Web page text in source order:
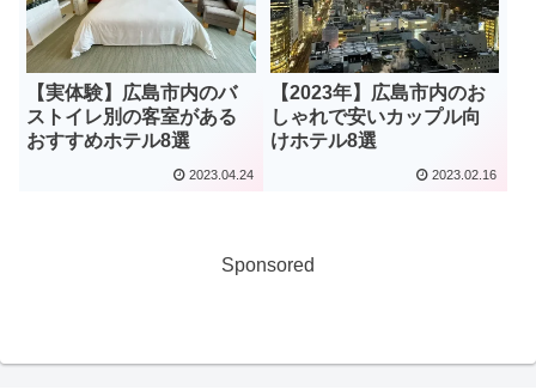
【実体験】広島市内のバ
ストイレ別の客室がある
おすすめホテル8選
2023.04.24
【2023年】広島市内のお
しゃれで安いカップル向
けホテル8選
2023.02.16
Sponsored